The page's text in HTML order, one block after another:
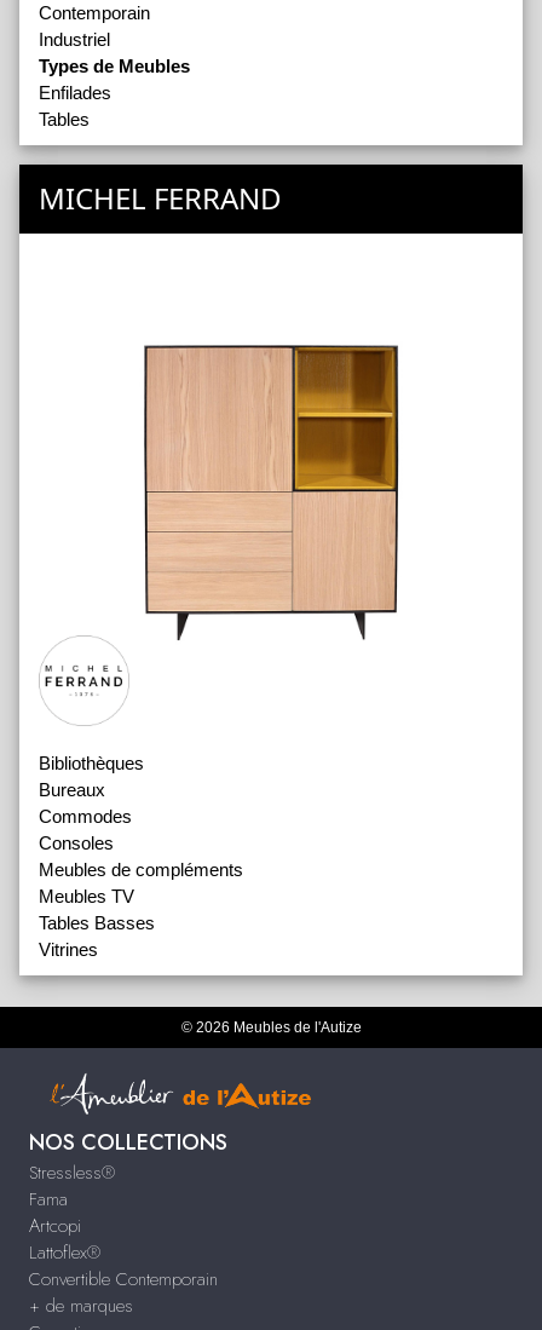
Contemporain
Industriel
Types de Meubles
Enfilades
Tables
MICHEL FERRAND
Bibliothèques
Bureaux
Commodes
Consoles
Meubles de compléments
Meubles TV
Tables Basses
Vitrines
© 2026 Meubles de l'Autize
NOS COLLECTIONS
Stressless®
Fama
Artcopi
Lattoflex®
Convertible Contemporain
+ de marques